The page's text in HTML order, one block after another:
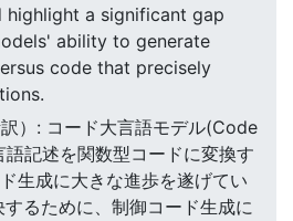
highlight a significant gap
ability to generate
code that precisely
）: コード大言語モデル(Code
記述を関数型コードに変換す
生成に大きな進歩を遂げてい
るために、制御コード生成に